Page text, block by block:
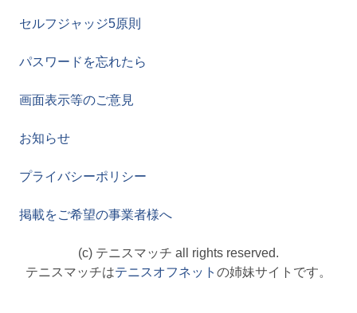
セルフジャッジ5原則
パスワードを忘れたら
画面表示等のご意見
お知らせ
プライバシーポリシー
掲載をご希望の事業者様へ
(c) テニスマッチ all rights reserved.
テニスマッチはテニスオフネット の姉妹サイトです。